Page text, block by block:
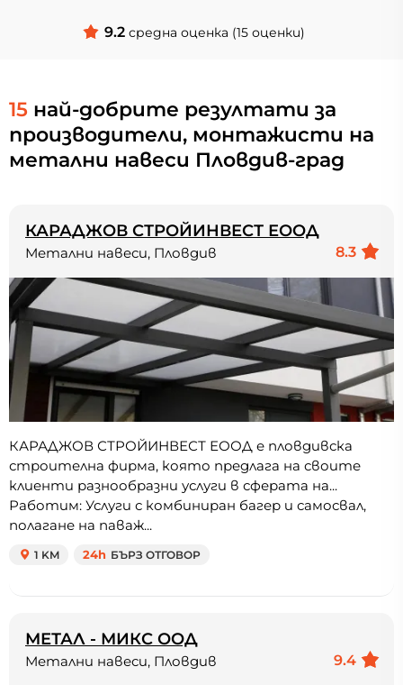
9.2 средна оценка (15 оценки)
15 най-добрите резултати за
производители, монтажисти на
метални навеси Пловдив-град
КАРАДЖОВ СТРОЙИНВЕСТ ЕООД
8.3
Метални навеси, Пловдив
КАРАДЖОВ СТРОЙИНВЕСТ ЕООД е пловдивска
строителна фирма, която предлага на своите
клиенти разнообразни услуги в сферата на...
Работим: Услуги с комбиниран багер и самосвал,
полагане на паваж...
1 KM 24h БЪРЗ ОТГОВОР
МЕТАЛ - МИКС ООД
9.4
Метални навеси, Пловдив